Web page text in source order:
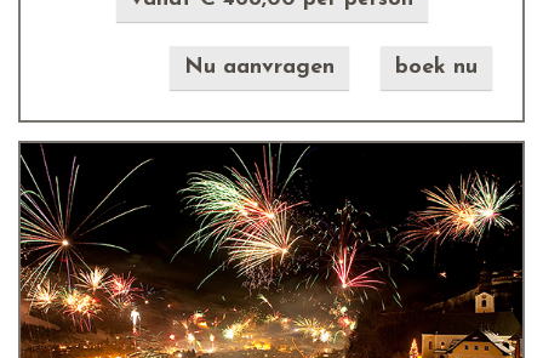
Nu aanvragen boek nu